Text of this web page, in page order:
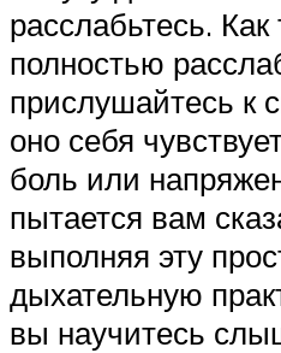
расслабьтесь. Как
полностью
прислушайтесь к
оно себя
боль или
пытается вам
выполняя эту
дыхательную
вы научитесь